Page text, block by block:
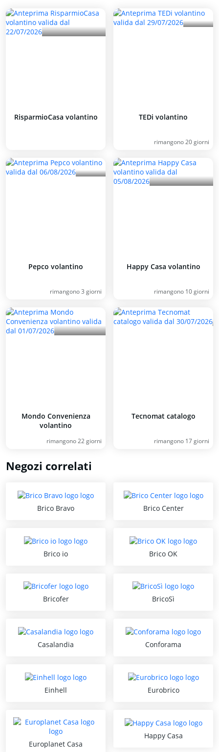
RisparmioCasa volantino TEDi volantino
rimangono 20 giorni
Pepco volantino
rimangono 3 giorni
Happy Casa volantino
rimangono 10 giorni
Mondo Convenienza
volantino
rimangono 22 giorni
Tecnomat catalogo
rimangono 17 giorni
Negozi correlati
Brico Bravo Brico Center
Brico io Brico OK
Bricofer BricoSì
Casalandia Conforama
Einhell Eurobrico
Europlanet Casa
Happy Casa